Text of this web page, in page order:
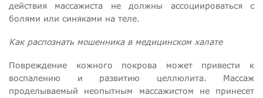
действия массажиста не должны ассоциироваться с
болями или синяками на теле.
Как распознать мошенника в медицинском халате
Повреждение кожного покрова может привести к
воспалению и развитию целлюлита. Массаж
проделываемый неопытным массажистом не принесет